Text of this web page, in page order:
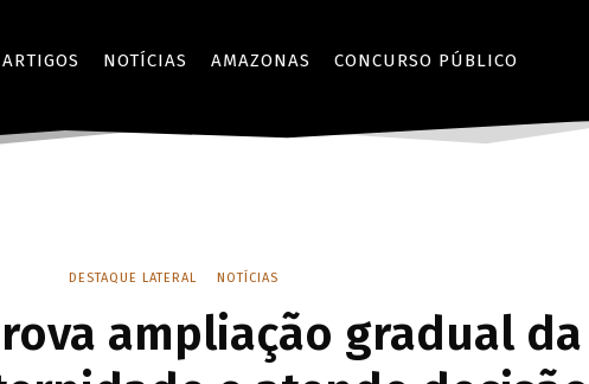
ARTIGOS NOTÍCIAS AMAZONAS CONCURSO PÚBLICO
DESTAQUE LATERAL NOTÍCIAS
ampliação gradual da